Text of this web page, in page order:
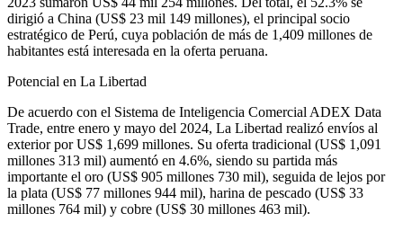
dirigió a China (US$ 23 mil 149 millones), el principal socio
estratégico de Perú, cuya población de más de 1,409 millones de
habitantes está interesada en la oferta peruana.
Potencial en La Libertad
De acuerdo con el Sistema de Inteligencia Comercial ADEX Data
Trade, entre enero y mayo del 2024, La Libertad realizó envíos al
exterior por US$ 1,699 millones. Su oferta tradicional (US$ 1,091
millones 313 mil) aumentó en 4.6%, siendo su partida más
importante el oro (US$ 905 millones 730 mil), seguida de lejos por
la plata (US$ 77 millones 944 mil), harina de pescado (US$ 33
millones 764 mil) y cobre (US$ 30 millones 463 mil).